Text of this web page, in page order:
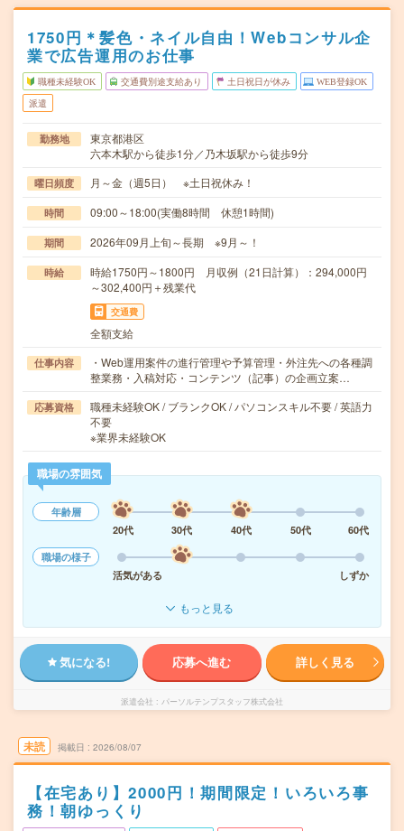
1750円＊髪色・ネイル自由！Webコンサル企
業で広告運用のお仕事
職種未経験OK 交通費別途支給あり 土日祝日が休み WEB登録OK
派遣
勤務地
東京都港区
六本木駅から徒歩1分／乃木坂駅から徒歩9分
曜日頻度 月～金（週5日） ※土日祝休み！
時間 09:00～18:00(実働8時間 休憩1時間)
期間 2026年09月上旬～長期 ※9月～！
時給
時給1750円～1800円 月収例（21日計算）：294,000円
～302,400円＋残業代
交通費
全額支給
仕事内容
・Web運用案件の進行管理や予算管理・外注先への各種調
整業務・入稿対応・コンテンツ（記事）の企画立案…
応募資格
職種未経験OK / ブランクOK / パソコンスキル不要 / 英語力
不要
※業界未経験OK
職場の雰囲気
年齢層
20代
30代 40代 50代
60代
職場の様子
活気がある
しずか
もっと見る
気になる! 応募へ進む 詳しく見る
派遣会社 パーソルテンプスタッフ株式会社
未読 掲載日 2026/08/07
【在宅あり】2000円！期間限定！いろいろ事
務！朝ゆっくり